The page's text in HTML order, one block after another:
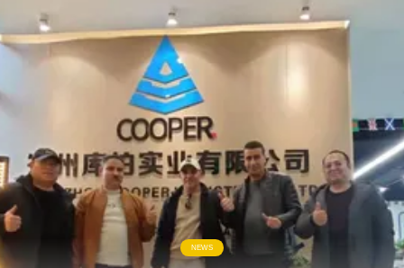
PRODUKTE
UNS
FABRIK-
AUSFLUG
QUALITÄTSKONTROLLE
NEWS